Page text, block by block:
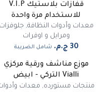
قفازات بلاستيك V.I.P
للاستخدام مرة واحدة
معدات وأدوات النظافة,جلوفزات
ومرايل و اوفرات
شامل الضريبة
موزع مناشف ورقية مركزي
Vialli التركي - ابيض
منتجات مستورده, معدات